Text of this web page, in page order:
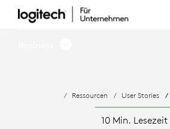
STIFTUNG
PABLO
Ressourcen User Stories
10 Min. Lesezeit